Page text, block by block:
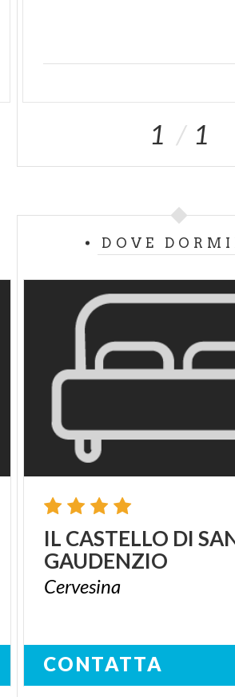
1 1
DOVE
IL CASTELLO DI
GAUDENZIO
Cervesina
CONTATTA